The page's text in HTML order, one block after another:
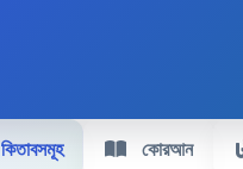
কিতাবসমূহ কোরআন